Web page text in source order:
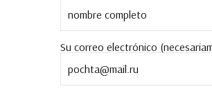
Su correo electrónico